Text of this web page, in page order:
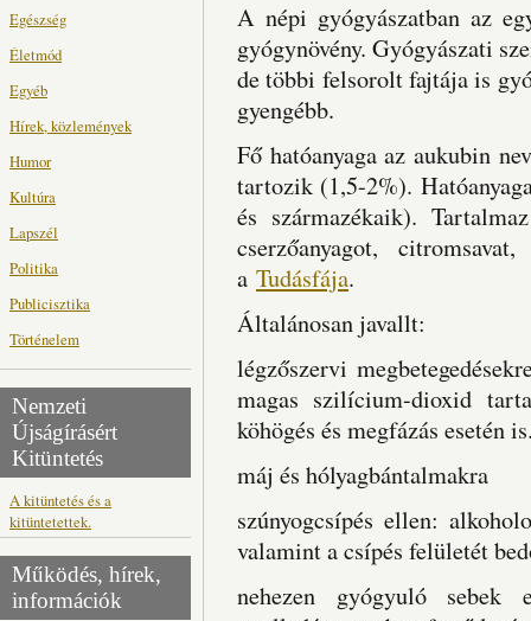
Egészség
Életmód
Egyéb
Hírek, közlemények
Humor
Kultúra
Lapszél
Politika
Publicisztika
Történelem
Nemzeti
Újságírásért
Kitüntetés
A kitüntetés és a
kitüntetettek.
Működés, hírek,
információk
A népi gyógyászatban az
gyógynövény. Gyógyászati
de többi felsorolt fajtája is
gyengébb.
Fő hatóanyaga az aukubin
tartozik (1,5-2%).
és származékaik).
cserzőanyagot,
a Tudásfája.
Általánosan javallt:
légzőszervi
magas szilícium-dioxid
köhögés és megfázás esetén
máj és hólyagbántalmakra
szúnyogcsípés ellen:
valamint a csípés felületét
nehezen gyógyuló sebek